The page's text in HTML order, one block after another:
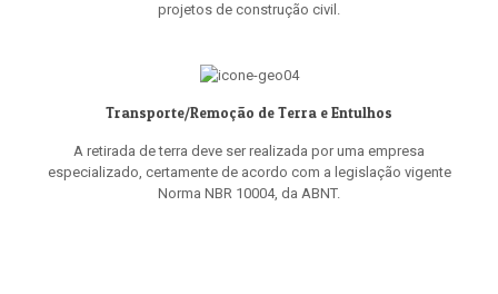
projetos de construção civil.
Transporte/Remoção de Terra e Entulhos
A retirada de terra deve ser realizada por uma empresa
especializado, certamente de acordo com a legislação vigente
Norma NBR 10004, da ABNT.